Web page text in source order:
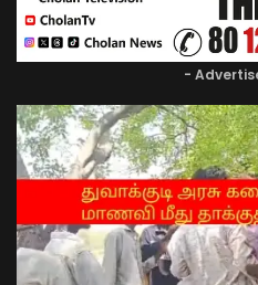
-